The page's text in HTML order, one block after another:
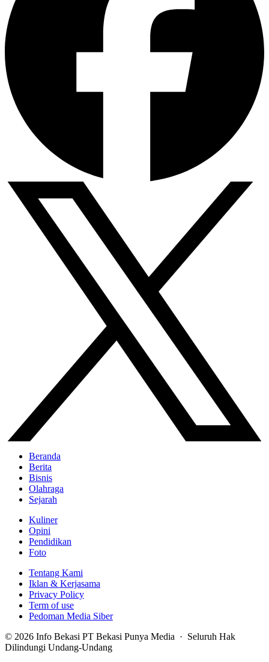
Beranda
Berita
Bisnis
Olahraga
Sejarah
Kuliner
Opini
Pendidikan
Foto
Tentang Kami
Iklan & Kerjasama
Privacy Policy
Term of use
Pedoman Media Siber
© 2026 Info Bekasi PT Bekasi Punya Media · Seluruh Hak
Dilindungi Undang-Undang